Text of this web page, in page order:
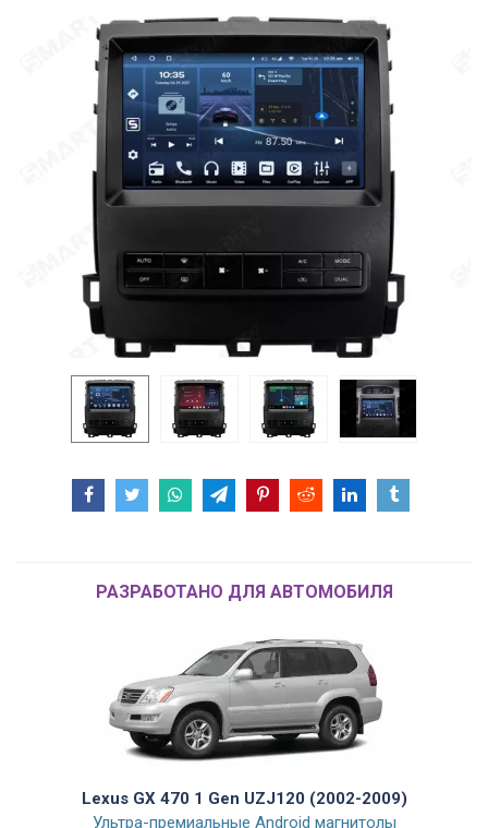
РАЗРАБОТАНО ДЛЯ АВТОМОБИЛЯ
Lexus GX 470 1 Gen UZJ120 (2002-2009)
Ультра-премиальные Android магнитолы